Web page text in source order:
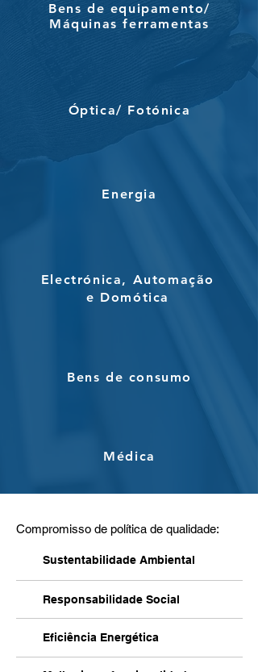
Bens de equipamento/
Máquinas ferramentas
Óptica/ Fotónica
Energia
Electrónica, Automação
e Domótica
Bens de consumo
Médica
Compromisso de política de qualidade:
Sustentabilidade Ambiental
Responsabilidade Social
Eficiência Energética